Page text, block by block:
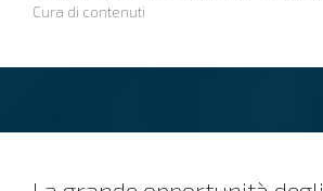
on
Cura di contenuti